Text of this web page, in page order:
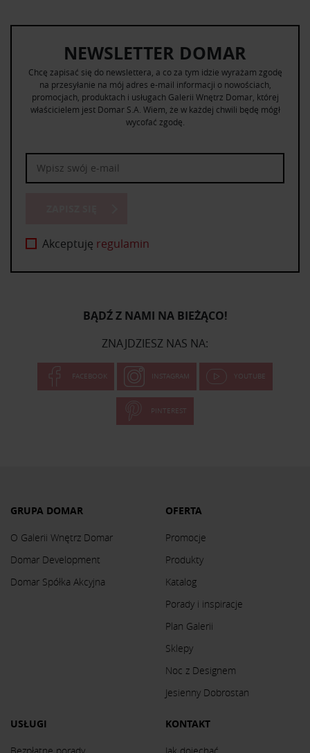
NEWSLETTER DOMAR
Chcę zapisać się do newslettera, a co za tym idzie wyrażam zgodę
na przesyłanie na mój adres e-mail informacji o nowościach,
promocjach, produktach i usługach Galerii Wnętrz Domar, której
właścicielem jest Domar S.A. Wiem, że w każdej chwili będę mógł
wycofać zgodę.
Akceptuję regulamin
BĄDŹ Z NAMI NA BIEŻĄCO!
ZNAJDZIESZ NAS NA:
FACEBOOK INSTAGRAM YOUTUBE
PINTEREST
GRUPA DOMAR
O Galerii Wnętrz Domar
Domar Development
Domar Spółka Akcyjna
OFERTA
Promocje
Produkty
Katalog
Porady i inspiracje
Plan Galerii
Sklepy
Noc z Designem
Jesienny Dobrostan
USŁUGI KONTAKT